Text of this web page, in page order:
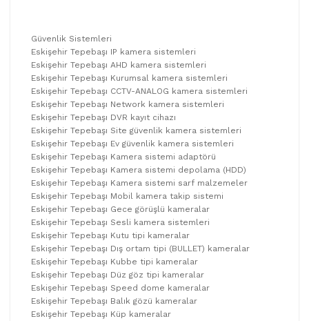
Güvenlik Sistemleri
Eskişehir Tepebaşı IP kamera sistemleri
Eskişehir Tepebaşı AHD kamera sistemleri
Eskişehir Tepebaşı Kurumsal kamera sistemleri
Eskişehir Tepebaşı CCTV-ANALOG kamera sistemleri
Eskişehir Tepebaşı Network kamera sistemleri
Eskişehir Tepebaşı DVR kayıt cihazı
Eskişehir Tepebaşı Site güvenlik kamera sistemleri
Eskişehir Tepebaşı Ev güvenlik kamera sistemleri
Eskişehir Tepebaşı Kamera sistemi adaptörü
Eskişehir Tepebaşı Kamera sistemi depolama (HDD)
Eskişehir Tepebaşı Kamera sistemi sarf malzemeler
Eskişehir Tepebaşı Mobil kamera takip sistemi
Eskişehir Tepebaşı Gece görüşlü kameralar
Eskişehir Tepebaşı Sesli kamera sistemleri
Eskişehir Tepebaşı Kutu tipi kameralar
Eskişehir Tepebaşı Dış ortam tipi (BULLET) kameralar
Eskişehir Tepebaşı Kubbe tipi kameralar
Eskişehir Tepebaşı Düz göz tipi kameralar
Eskişehir Tepebaşı Speed dome kameralar
Eskişehir Tepebaşı Balık gözü kameralar
Eskişehir Tepebaşı Küp kameralar